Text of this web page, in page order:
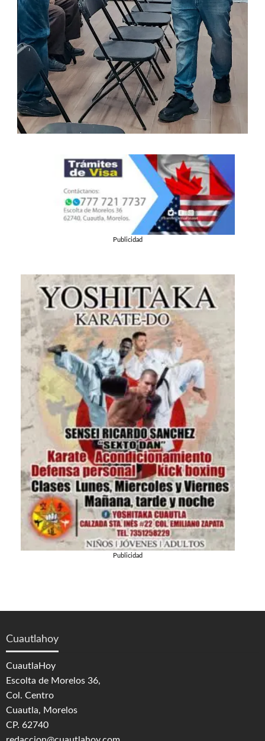
Publicidad
Publicidad
Cuautlahoy
CuautlaHoy
Escolta de Morelos 36,
Col. Centro
Cuautla, Morelos
CP. 62740